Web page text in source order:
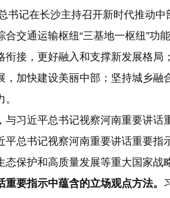
记在长沙主持召开新时代推动
交通运输枢纽“三基地一枢纽”
接，更好融入和支撑新发展格
加快建设美丽中部；坚持城乡
近平总书记视察河南重要讲话
总书记视察河南重要讲话重要
保护和高质量发展等重大国家战
要指示中蕴含的立场观点方法。